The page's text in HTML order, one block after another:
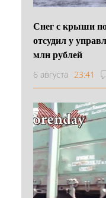
Снег с крыши
отсудил у
млн рублей
6 августа 23:41